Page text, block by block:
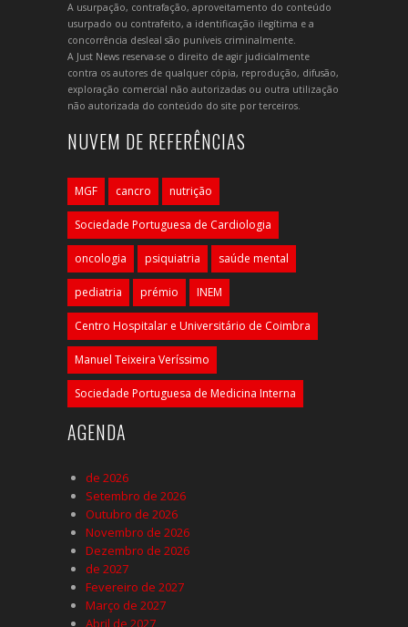
A usurpação, contrafação, aproveitamento do conteúdo
usurpado ou contrafeito, a identificação ilegítima e a
concorrência desleal são puníveis criminalmente.
A Just News reserva-se o direito de agir judicialmente
contra os autores de qualquer cópia, reprodução, difusão,
exploração comercial não autorizadas ou outra utilização
não autorizada do conteúdo do site por terceiros.
NUVEM DE REFERÊNCIAS
MGF cancro nutrição
Sociedade Portuguesa de Cardiologia
oncologia psiquiatria saúde mental
pediatria prémio INEM
Centro Hospitalar e Universitário de Coimbra
Manuel Teixeira Veríssimo
Sociedade Portuguesa de Medicina Interna
AGENDA
de 2026
Setembro de 2026
Outubro de 2026
Novembro de 2026
Dezembro de 2026
de 2027
Fevereiro de 2027
Março de 2027
Abril de 2027